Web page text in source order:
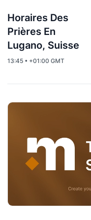
Horaires Des
Prières En
Lugano, Suisse
13:45 • +01:00 GMT